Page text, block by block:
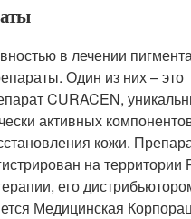
в лечении
Один из них – это
CURACEN,
активных
кожи.
на территории
его
Медицинская